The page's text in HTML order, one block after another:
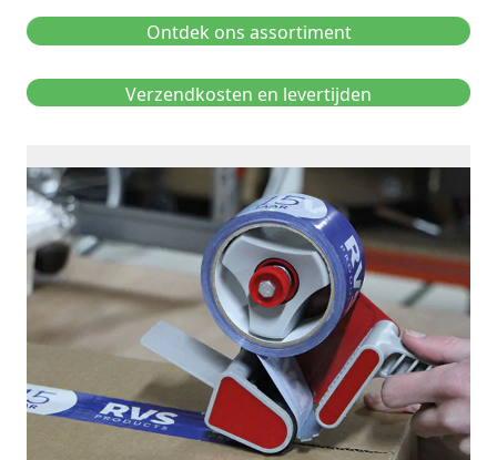
Ontdek ons assortiment
Verzendkosten en levertijden